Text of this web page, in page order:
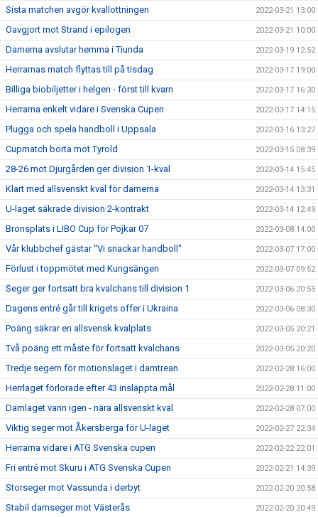
Sista matchen avgör kvallottningen 2022-03-21 13:00
Oavgjort mot Strand i epilogen 2022-03-21 10:00
Damerna avslutar hemma i Tiunda 2022-03-19 12:52
Herrarnas match flyttas till på tisdag 2022-03-17 19:00
Billiga biobiljetter i helgen - först till kvarn 2022-03-17 16:30
Herrarna enkelt vidare i Svenska Cupen 2022-03-17 14:15
Plugga och spela handboll i Uppsala 2022-03-16 13:27
Cupmatch borta mot Tyrold 2022-03-15 08:39
28-26 mot Djurgården ger division 1-kval 2022-03-14 15:45
Klart med allsvenskt kval för damerna 2022-03-14 13:31
U-laget säkrade division 2-kontrakt 2022-03-14 12:49
Bronsplats i LIBO Cup för Pojkar 07 2022-03-08 14:00
Vår klubbchef gästar "Vi snackar handboll" 2022-03-07 17:00
Förlust i toppmötet med Kungsängen 2022-03-07 09:52
Seger ger fortsatt bra kvalchans till division 1 2022-03-06 20:55
Dagens entré går till krigets offer i Ukraina 2022-03-06 08:30
Poäng säkrar en allsvensk kvalplats 2022-03-05 20:21
Två poäng ett måste för fortsatt kvalchans 2022-03-05 20:20
Tredje segern för motionslaget i damtrean 2022-02-28 16:00
Herrlaget förlorade efter 43 insläppta mål 2022-02-28 11:00
Damlaget vann igen - nära allsvenskt kval 2022-02-28 07:00
Viktig seger mot Åkersberga för U-laget 2022-02-27 22:34
Herrarna vidare i ATG Svenska cupen 2022-02-22 22:01
Fri entré mot Skuru i ATG Svenska Cupen 2022-02-21 14:39
Storseger mot Vassunda i derbyt 2022-02-20 20:58
Stabil damseger mot Västerås 2022-02-20 20:49